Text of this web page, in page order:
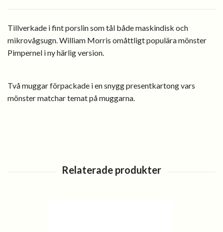
Tillverkade i fint porslin som tål både maskindisk och
mikrovågsugn. William Morris omåttligt populära mönster
Pimpernel i ny härlig version.
Två muggar förpackade i en snygg presentkartong vars
mönster matchar temat på muggarna.